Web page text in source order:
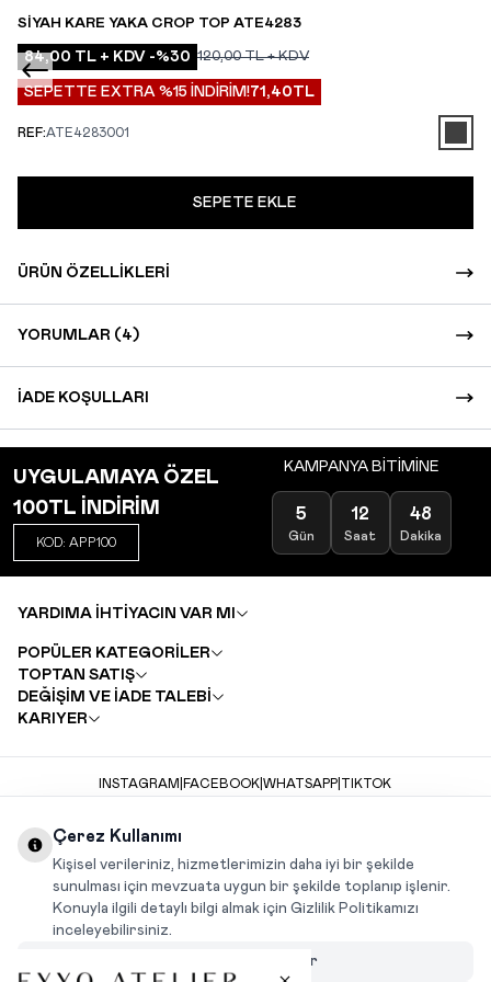
SIYAH KARE YAKA CROP TOP ATE4283
84,00 TL + KDV -%30 120,00TL + KDV
SEPETTE EXTRA %15 İNDİRİM!71,40TL
REF:ATE4283001
SEPETE EKLE
ÜRÜN ÖZELLIKLERI
YORUMLAR (4)
İADE KOŞULLARI
UYGULAMAYA ÖZEL
100TL İNDİRİM
KOD: APP100
KAMPANYA BİTİMİNE
5
Gün
12
Saat
48
Dakika
YARDIMA İHTİYACIN VAR MI
POPÜLER KATEGORİLER
TOPTAN SATIŞ
DEĞİŞİM VE İADE TALEBİ
KARIYER
INSTAGRAM FACEBOOK |WHATSAPP TIKTOK
Çerez Kullanımı
Kişisel verileriniz, hizmetlerimizin daha iyi bir şekilde
sunulması için mevzuata uygun bir şekilde toplanıp işlenir.
Konuyla ilgili detaylı bilgi almak için Gizlilik Politikamızı
inceleyebilirsiniz.
Çerezleri Özelleştir